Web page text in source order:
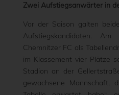
Zwei Aufstiegsanwärter in
Vor der Saison galten
Aufstiegskandidaten.
Chemnitzer FC als
im Klassement vier Plätze
Stadion an der
gewachsene